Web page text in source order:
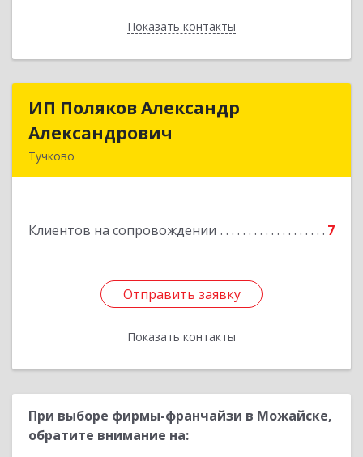
Показать контакты
Назад
ИП Поляков Александр
Александрович
Тучково
Клиентов на сопровождении 7
Отправить заявку
Показать контакты
ИП Поляков Александр
Подробнее
Отправить заявку
Назад
При выборе фирмы-франчайзи в Можайске,
обратите внимание на: